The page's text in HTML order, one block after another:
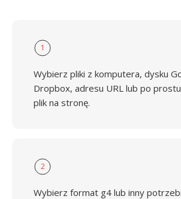
1
Wybierz pliki z komputera, dysku
Dropbox, adresu URL lub po
plik na stronę.
2
Wybierz format g4 lub inny